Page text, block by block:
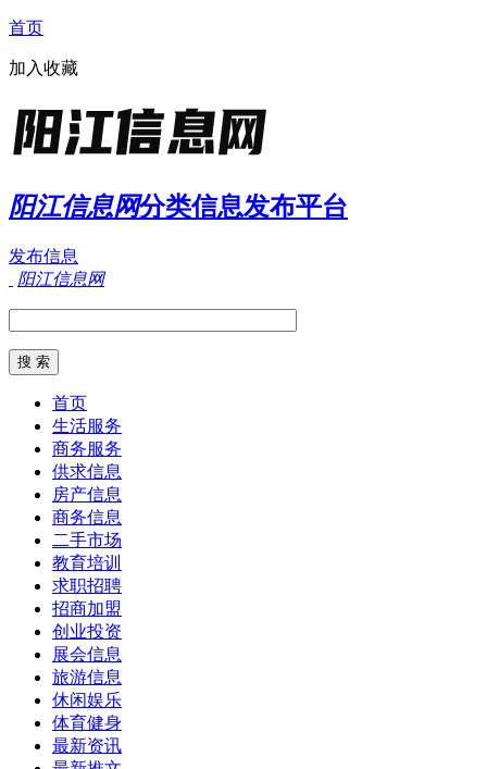
首页
加入收藏
阳江信息网分类信息发布平台
发布信息
阳江信息网
首页
生活服务
商务服务
供求信息
房产信息
商务信息
二手市场
教育培训
求职招聘
招商加盟
创业投资
展会信息
旅游信息
休闲娱乐
体育健身
最新资讯